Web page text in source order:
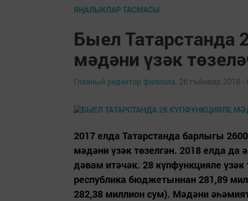
ЯҢАЛЫКЛАР ТАСМАСЫ
Быел Татарстанда
мәдәни үзәк
Главный редактор филиала, 26 гыйнвар 2018 -
2017 елда Татарстанда барлыгы
мәдәни үзәк төзелгән. 2018 елда да
дәвам итәчәк. 28 күпфункцияле
республика бюджетыннан 281,89
282,38 миллион сум). Мәдәни